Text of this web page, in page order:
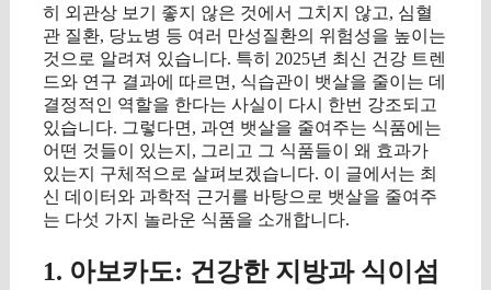
히 외관상 보기 좋지 않은 것에서 그치지 않고, 심혈
관 질환, 당뇨병 등 여러 만성질환의 위험성을 높이는
것으로 알려져 있습니다. 특히 2025년 최신 건강 트렌
드와 연구 결과에 따르면, 식습관이 뱃살을 줄이는 데
결정적인 역할을 한다는 사실이 다시 한번 강조되고
있습니다. 그렇다면, 과연 뱃살을 줄여주는 식품에는
어떤 것들이 있는지, 그리고 그 식품들이 왜 효과가
있는지 구체적으로 살펴보겠습니다. 이 글에서는 최
신 데이터와 과학적 근거를 바탕으로 뱃살을 줄여주
는 다섯 가지 놀라운 식품을 소개합니다.
1. 아보카도: 건강한 지방과 식이섬